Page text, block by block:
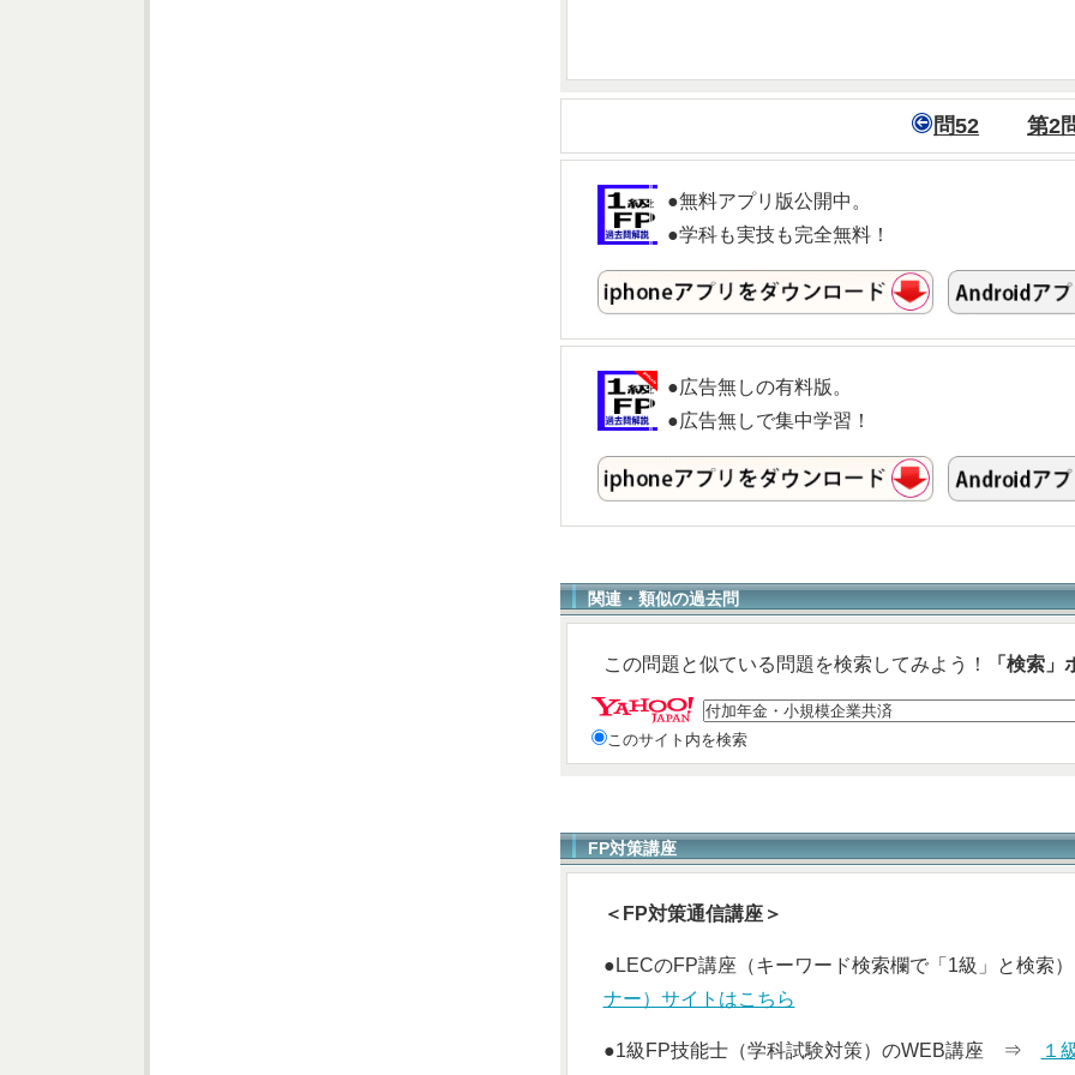
問52 第2
●無料アプリ版公開中。
●学科も実技も完全無料！
●広告無しの有料版。
●広告無しで集中学習！
関連・類似の過去問
この問題と似ている問題を検索してみよう！ 「検索
このサイト内を検索
FP対策講座
＜FP対策通信講座＞
●LECのFP講座（キーワード検索欄で「1級」と
ナー）サイトはこちら
●1級FP技能士（学科試験対策）のWEB講座 ⇒
１